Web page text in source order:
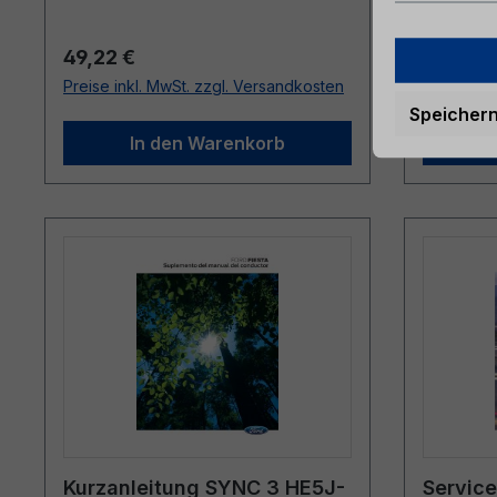
Regulärer Preis:
49,22 €
Preise inkl. MwSt. zzgl. Versandkosten
In den Warenkorb
Preise
Kurzanleitung SYNC 3 HE5J-
Speichern